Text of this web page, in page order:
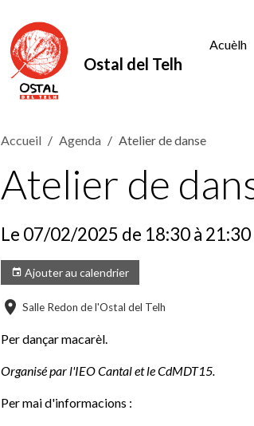
Ostal del Telh
Acuèlh
Accueil Agenda Atelier de danse
Atelier de
Le 07/02/2025 de 18:30à 21:30
Ajouter au calendrier
Salle Redon de l'Ostal del Telh
Per dançar macarèl.
Organisé par l'IEO Cantal et le CdMDT15.
Per mai d'informacions :